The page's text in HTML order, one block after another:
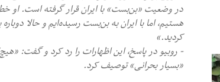
در وضعیت «بن‌بست» با ایران قرار گرفته است. او
هستیم، اما با ایران به بن‌بست رسیده‌ایم و حالا
کردید.»
- روبیو در پاسخ، این اظهارات را رد کرد و گفت:
«بسیار بحرانی» توصیف کرد.